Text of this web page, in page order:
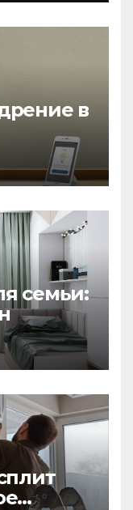
в
семьи: